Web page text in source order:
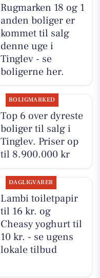
Rugmarken 18 og 1
anden boliger er
kommet til salg
denne uge i
Tinglev - se
boligerne her.
BOLIGMARKED
Top 6 over dyreste
boliger til salg i
Tinglev. Priser op
til 8.900.000 kr
DAGLIGVARER
Lambi toiletpapir
til 16 kr. og
Cheasy yoghurt til
10 kr. - se ugens
lokale tilbud